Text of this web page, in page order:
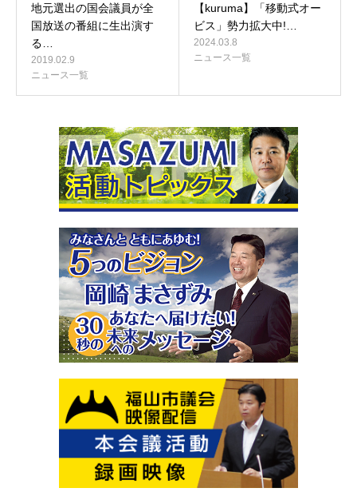
地元選出の国会議員が全
国放送の番組に生出演す
る…
2019.02.9
ニュース一覧
【kuruma】「移動式オー
ビス」勢力拡大中!…
2024.03.8
ニュース一覧